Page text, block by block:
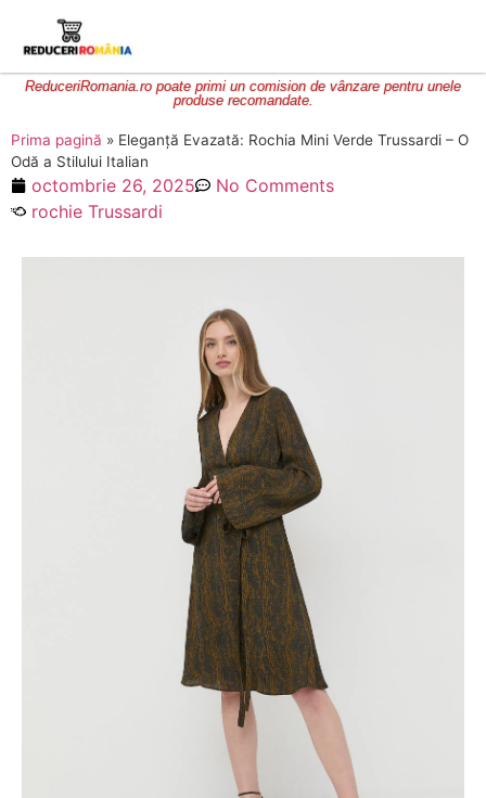
ReduceriRomania.ro poate primi un comision de vânzare pentru unele
produse recomandate.
Prima pagină » Eleganță Evazată: Rochia Mini Verde Trussardi – O
Odă a Stilului Italian
octombrie 26, 2025
No Comments
rochie Trussardi